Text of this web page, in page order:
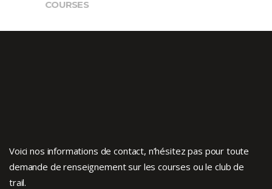
COURSES
Voici nos informations de contact, n’hésitez pas pour toute
demande de renseignement sur les courses ou le club de
trail.